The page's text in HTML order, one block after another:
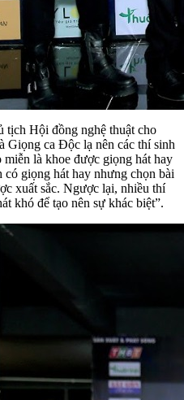
Hội đồng nghệ thuật cho
Giọng ca Độc lạ nên các thí sinh
miễn là khoe được giọng hát hay
giọng hát hay nhưng chọn bài
xuất sắc. Ngược lại, nhiều thí
khó để tạo nên sự khác biệt”.